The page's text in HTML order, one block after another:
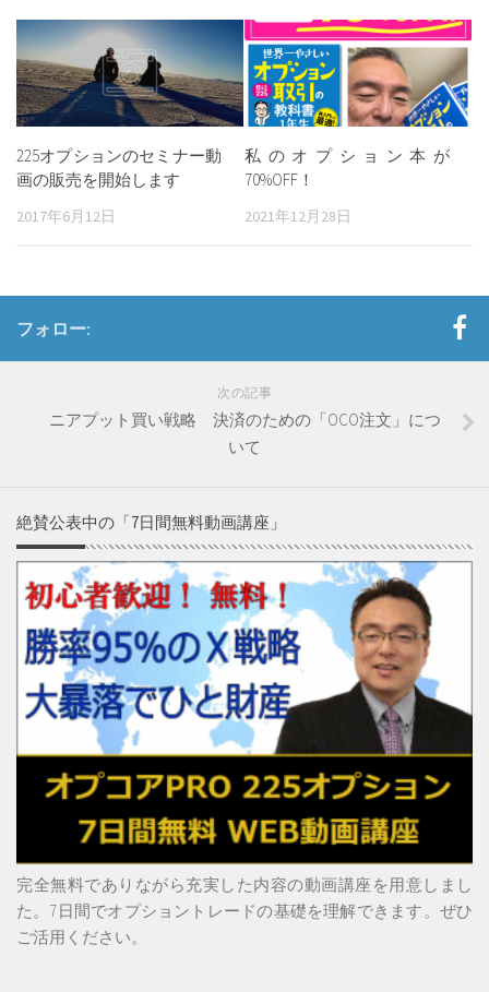
Q&A
trade
FX、株で苦労してませんか？
大暴落でひと財産つくるファープット買い戦略
book & seminar
225オプションセミナー動画（実践編）
セミナー動画（基礎編）前編
セミナー動画（基礎編）後編
セミナー動画（実践編）前編
225オプションのセミナー動
画の販売を開始します
2017年6月12日
私のオプション本が
70%OFF！
2021年12月28日
フォロー:
次の記事
ニアプット買い戦略 決済のための「OCO注文」につ
いて
絶賛公表中の「7日間無料動画講座」
完全無料でありながら充実した内容の動画講座を用意しまし
た。7日間でオプショントレードの基礎を理解できます。ぜひ
ご活用ください。